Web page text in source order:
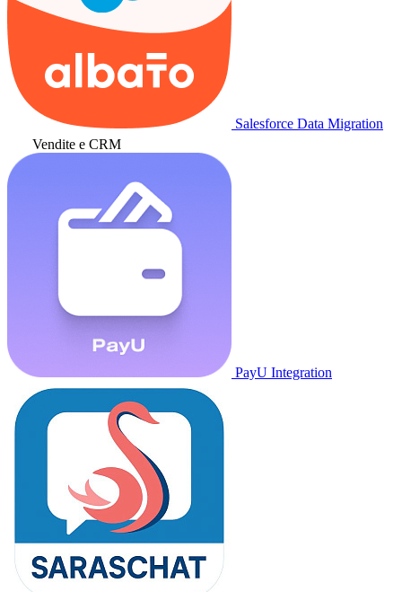
Salesforce Data Migration
Vendite e CRM
PayU Integration